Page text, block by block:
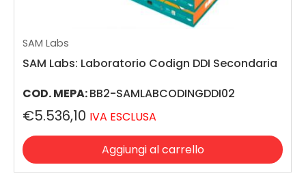
SAM Labs
SAM Labs: Laboratorio Codign DDI Secondaria
COD. MEPA:BB2-SAMLABCODINGDDI02
€5.536,10 IVA ESCLUSA
Aggiungi al carrello